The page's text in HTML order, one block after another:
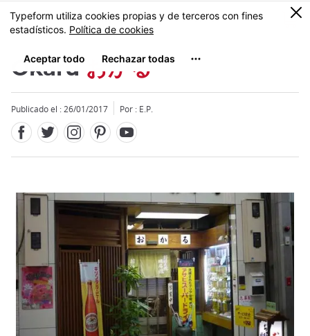
Tamaño
MENU
0
Okaruおかる
Publicado el : 26/01/2017 Por : E.P.